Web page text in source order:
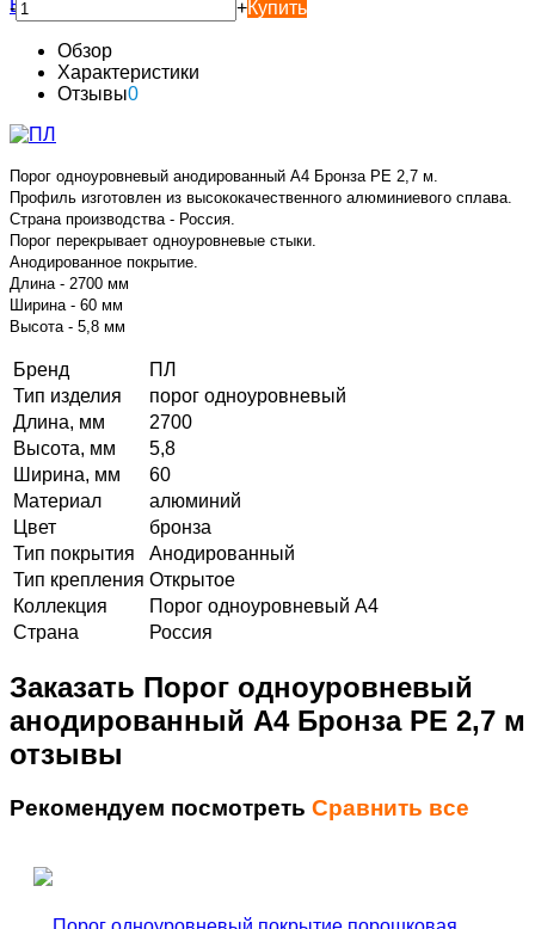
-
+Купить
Обзор
Характеристики
Отзывы0
Порог одноуровневый анодированный А4 Бронза РЕ 2,7 м.
Профиль изготовлен из высококачественного алюминиевого сплава.
Страна производства - Россия.
Порог перекрывает одноуровневые стыки.
Анодированное покрытие.
Длина - 2700 мм
Ширина - 60 мм
Высота - 5,8 мм
Бренд
ПЛ
Тип изделия
порог одноуровневый
Длина, мм
2700
Высота, мм
5,8
Ширина, мм
60
Материал
алюминий
Цвет
бронза
Тип покрытия
Анодированный
Тип крепления Открытое
Коллекция
Порог одноуровневый А4
Страна
Россия
Заказать Порог одноуровневый
анодированный А4 Бронза РЕ 2,7 м
отзывы
Рекомендуем посмотреть Сравнить все